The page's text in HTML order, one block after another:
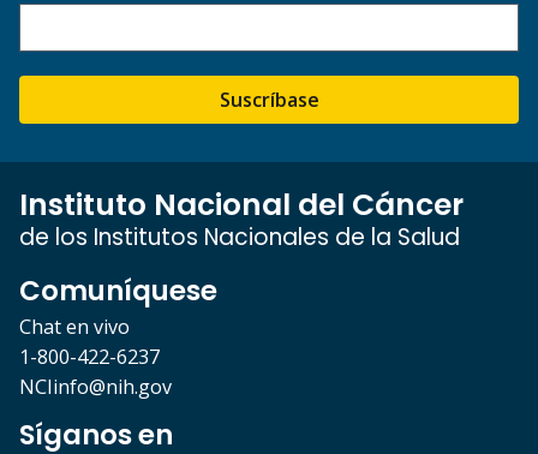
Suscríbase
Instituto Nacional del Cáncer
de los Institutos Nacionales de la Salud
Comuníquese
Chat en vivo
1-800-422-6237
NCIinfo@nih.gov
Síganos en